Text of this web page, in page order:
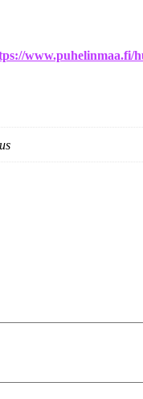
www.puhelinmaa.fi/